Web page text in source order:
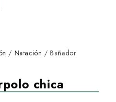
/ Natación / Bañador
chica